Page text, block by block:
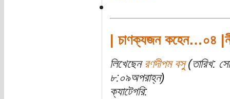
| চাণক্যজন কহেন…০৪
লিখেছেন রণদীপম বসু(তারিখ:
৮:০৯অপরাহ্ন)
ক্যাটেগরি: